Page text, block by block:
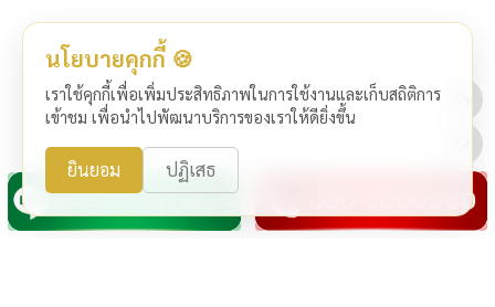
นโยบายคุกกี้ 🍪
เราใช้คุกกี้เพื่อเพิ่มประสิทธิภาพในการใช้งานและเก็บสถิติการ
เข้าชม เพื่อนำไปพัฒนาบริการของเราให้ดียิ่งขึ้น
ยินยอม ปฏิเสธ